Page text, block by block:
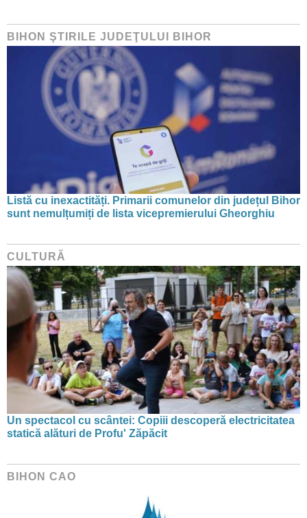
BIHON ŞTIRILE JUDEŢULUI BIHOR
Listă cu inexactități. Primarii comunelor din județul Bihor
sunt nemulțumiți de lista vicepremierului Gheorghiu
CULTURĂ
Un spectacol cu scântei: Copiii descoperă electricitatea
statică alături de Profu' Zăpăcit
BIHON CAO